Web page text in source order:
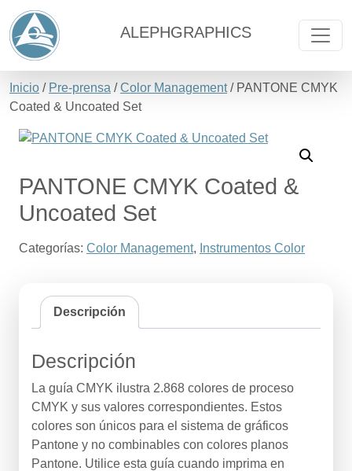
ALEPHGRAPHICS
Inicio / Pre-prensa /Color Management/ PANTONE CMYK
Coated & Uncoated Set
PANTONE CMYK Coated &
Uncoated Set
Categorías: Color Management, Instrumentos Color
Descripción
Descripción
La guía CMYK ilustra 2.868 colores de proceso
CMYK y sus valores correspondientes. Estos
colores son únicos para el sistema de gráficos
Pantone y no combinables con colores planos
Pantone. Utilice esta guía cuando imprima en